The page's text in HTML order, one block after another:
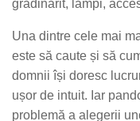
grădinărit, lămpi,
Una dintre cele mai
este să caute și să
domnii își doresc
ușor de intuit. Iar
problemă a alegerii